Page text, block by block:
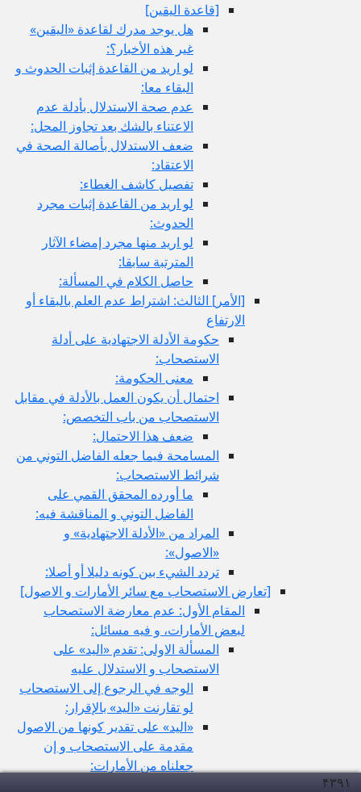
[قاعدة اليقين‏]
هل يوجد مدرك لقاعدة «اليقين»
غير هذه الأخبار؟:
لو اريد من القاعدة إثبات الحدوث و
البقاء معا:
عدم صحة الاستدلال بأدلة عدم
الاعتناء بالشك بعد تجاوز المحل:
ضعف الاستدلال بأصالة الصحة في
الاعتقاد:
تفصيل كاشف الغطاء:
لو اريد من القاعدة إثبات مجرد
الحدوث:
لو اريد منها مجرد إمضاء الآثار
المترتبة سابقا:
حاصل الكلام في المسألة:
[الأمر] الثالث: اشتراط عدم العلم بالبقاء أو
الارتفاع
حكومة الأدلة الاجتهادية على أدلة
الاستصحاب:
معنى الحكومة:
احتمال أن يكون العمل بالأدلة في مقابل
الاستصحاب من باب التخصص:
ضعف هذا الاحتمال:
المسامحة فيما جعله الفاضل التوني من
شرائط الاستصحاب:
ما أورده المحقق القمي على
الفاضل التوني و المناقشة فيه:
المراد من «الأدلة الاجتهادية» و
«الاصول»:
تردد الشي‏ء بين كونه دليلا أو أصلا:
[تعارض الاستصحاب مع سائر الأمارات و الاصول‏]
المقام الأول: عدم معارضة الاستصحاب
لبعض الأمارات، و فيه مسائل:
المسألة الاولى: تقدم «اليد» على
الاستصحاب و الاستدلال عليه
الوجه في الرجوع إلى الاستصحاب
لو تقارنت «اليد» بالإقرار:
«اليد» على تقدير كونها من الاصول
مقدمة على الاستصحاب و إن
جعلناه من الأمارات:
۴۳۹۱